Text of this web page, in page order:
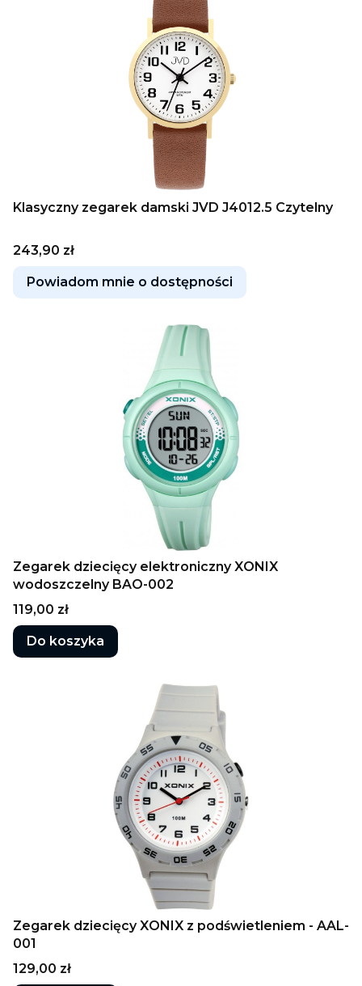
Klasyczny zegarek damski JVD J4012.5 Czytelny
Cena
243,90 zł
Powiadom mnie o dostępności
Zegarek dziecięcy elektroniczny XONIX
wodoszczelny BAO-002
Cena
119,00 zł
Do koszyka
Zegarek dziecięcy XONIX z podświetleniem - AAL-
001
Cena
129,00 zł